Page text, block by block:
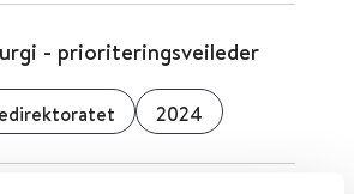
- prioriteringsveileder
2024